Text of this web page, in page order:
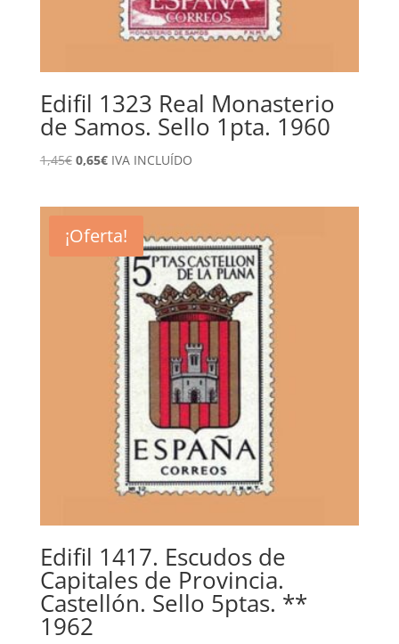
Edifil 1323 Real Monasterio
de Samos. Sello 1pta. 1960
1,45€ El
1,45€.
0,65€El
0,65€.
IVA INCLUÍDO
¡Oferta!
Edifil 1417. Escudos de
Capitales de Provincia.
Castellón. Sello 5ptas. **
1962